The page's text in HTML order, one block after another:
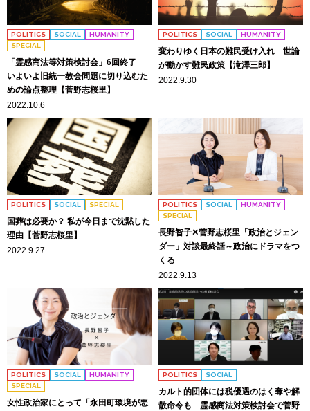
POLITICS SOCIAL
HUMANITY
SPECIAL
「霊感商法等対策検討会」6回終了
いよいよ旧統一教会問題に切り込むた
めの論点整理【菅野志桜里】
2022.10.6
POLITICS SOCIAL HUMANITY
変わりゆく日本の難民受け入れ 世論
が動かす難民政策【滝澤三郎】
2022.9.30
POLITICS SOCIAL SPECIAL
国葬は必要か？ 私が今日まで沈黙した
理由【菅野志桜里】
2022.9.27
POLITICS SOCIAL
HUMANITY
SPECIAL
長野智子✕菅野志桜里「政治とジェン
ダー」対談最終話～政治にドラマをつ
くる
2022.9.13
POLITICS SOCIAL
HUMANITY
SPECIAL
女性政治家にとって「永田町環境が悪
POLITICS SOCIAL
カルト的団体には税優遇のはく奪や解
散命令も 霊感商法対策検討会で菅野